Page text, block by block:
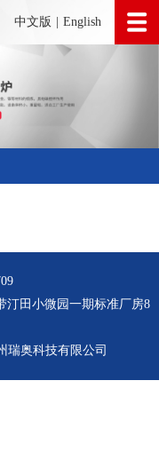
中文版 English
汀田小微园一期标准厂房8
瑞奥科技有限公司